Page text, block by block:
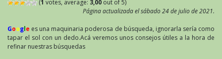
(1 votes, average: 3,00 out of 5)
Página actualizada el sábado 24 de julio de 2021.
Google es una maquinaria poderosa de búsqueda, ignorarla sería como
tapar el sol con un dedo.Acá veremos unos consejos útiles a la hora de
refinar nuestras búsquedas